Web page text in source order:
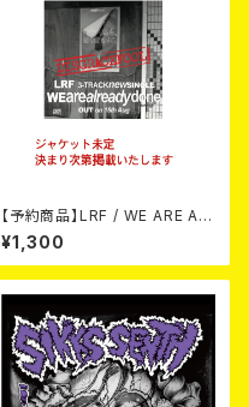
【予約商品】LRF / WE ARE AL
READY DONE (CD) 【8月15日
発売】
¥1,300